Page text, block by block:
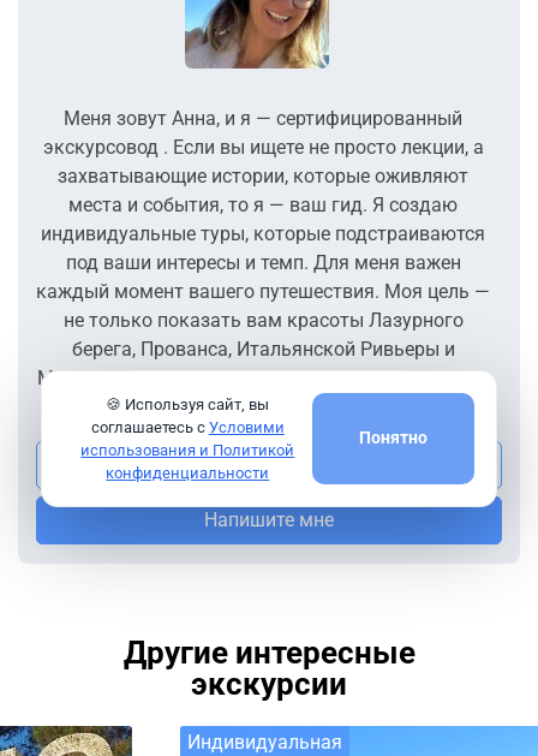
Меня зовут Анна, и я — сертифицированный
экскурсовод . Если вы ищете не просто лекции, а
захватывающие истории, которые оживляют
места и события, то я — ваш гид. Я создаю
индивидуальные туры, которые подстраиваются
под ваши интересы и темп. Для меня важен
каждый момент вашего путешествия. Моя цель —
не только показать вам красоты Лазурного
берега, Прованса, Итальянской Ривьеры и
Монако, но и сделать экскурсию увлекательной и
незабываемой. Пишите,
Посмотреть все экскурсии гида
Напишите мне
Другие интересные
экскурсии
Индивидуальная
🍪 Используя сайт, вы
соглашаетесь с Условими
использования и Политикой
конфиденциальности
Понятно